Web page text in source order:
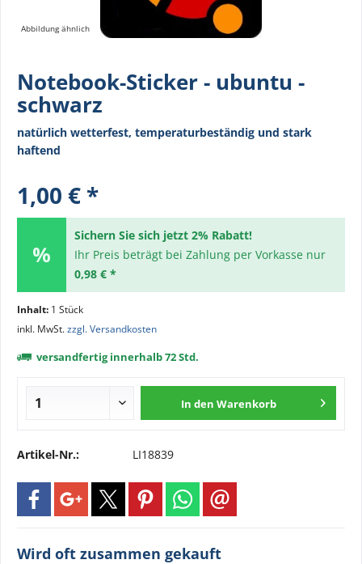
Abbildung ähnlich
Notebook-Sticker - ubuntu -
schwarz
natürlich wetterfest, temperaturbeständig und stark
haftend
1,00 € *
Sichern Sie sich jetzt 2% Rabatt!
Ihr Preis beträgt bei Zahlung per Vorkasse nur
0,98 € *
Inhalt: 1 Stück
inkl. MwSt.zzgl. Versandkosten
versandfertig innerhalb 72 Std.
In den Warenkorb
Artikel-Nr.: LI18839
Wird oft zusammen gekauft